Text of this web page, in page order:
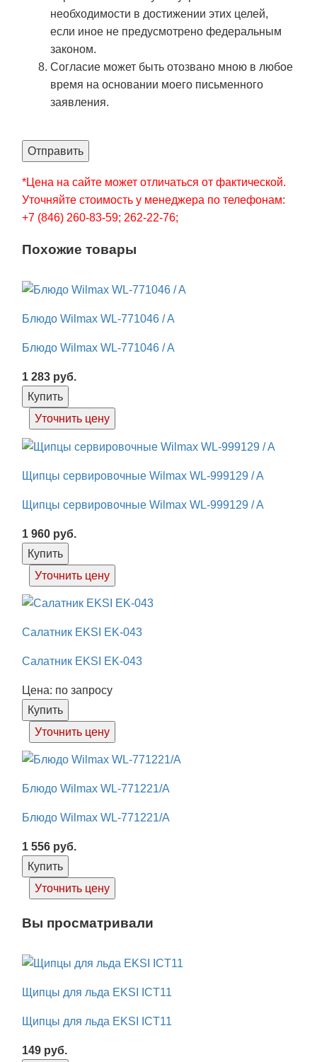
необходимости в достижении этих целей,
если иное не предусмотрено федеральным
законом.
Согласие может быть отозвано мною в любое
время на основании моего письменного
заявления.
Отправить
*Цена на сайте может отличаться от фактической.
Уточняйте стоимость у менеджера по телефонам:
+7 (846) 260-83-59; 262-22-76;
Похожие товары
Блюдо Wilmax WL-771046 / A
Блюдо Wilmax WL-771046 / A
1 283 руб.
Купить
Уточнить цену
Щипцы сервировочные Wilmax WL-999129 / A
Щипцы сервировочные Wilmax WL-999129 / A
1 960 руб.
Купить
Уточнить цену
Салатник EKSI EK-043
Салатник EKSI EK-043
Цена: по запросу
Купить
Уточнить цену
Блюдо Wilmax WL-771221/A
Блюдо Wilmax WL-771221/A
1 556 руб.
Купить
Уточнить цену
Вы просматривали
Щипцы для льда EKSI ICT11
Щипцы для льда EKSI ICT11
149 руб.